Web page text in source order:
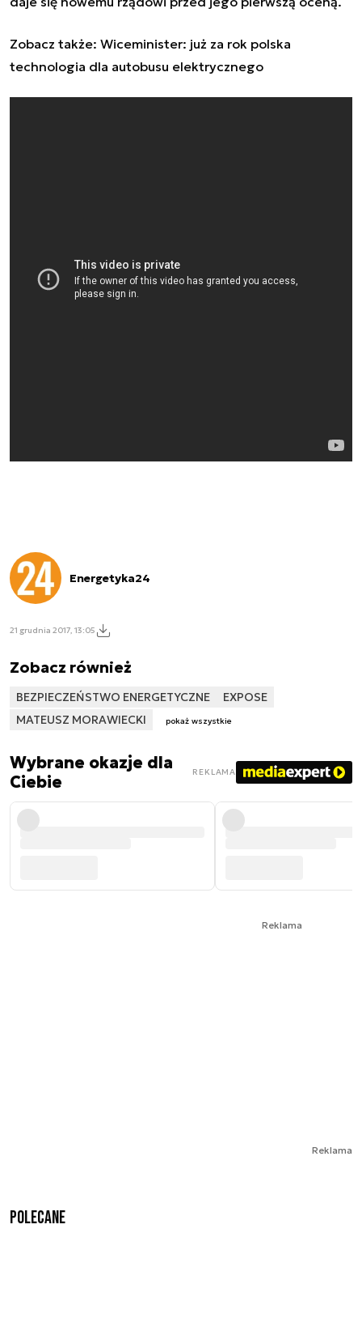
Zobacz także: Wiceminister: już za rok polska
technologia dla autobusu elektrycznego
Energetyka24
21 grudnia 2017, 13:05
Zobacz również
BEZPIECZEŃSTWO ENERGETYCZNE
EXPOSE
MATEUSZ MORAWIECKI
pokaż wszystkie
Wybrane okazje dla
Ciebie
REKLAMA
Reklama
Reklama
Polecane